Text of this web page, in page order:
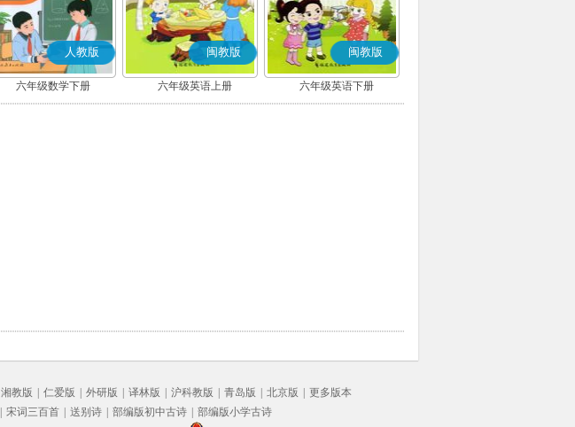
人教版
六年级数学下册
闽教版
六年级英语上册
闽教版
六年级英语下册
湘教版 仁爱版 外研版 译林版 沪科教版 青岛版 北京版
更多版本
宋词三百首 送别诗 部编版初中古诗 部编版小学古诗